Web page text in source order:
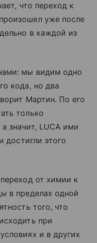
что переход к
уже после
в каждой из
мы видим одно
кода, но два
Мартин. По его
только
значит, LUCA ими
достигли этого
от химии к
в пределах одной
того, что
при
и в других